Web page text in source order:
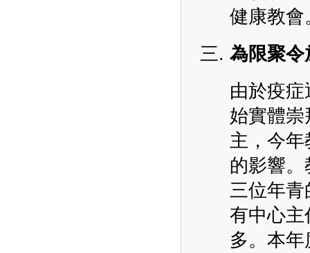
健康教會
為限聚令
由於疫
始實體
主，今年
的影響
三位年
有中心主
多。本